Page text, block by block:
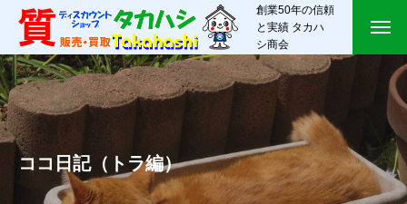
創業50年の信頼
と実績 タカハ
シ商会
ココ日記（トラ編）